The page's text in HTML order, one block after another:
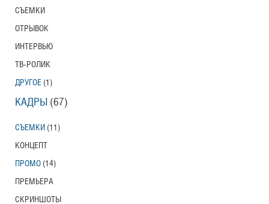
СЪЕМКИ
ОТРЫВОК
ИНТЕРВЬЮ
ТВ-РОЛИК
ДРУГОЕ (1)
КАДРЫ (67)
СЪЕМКИ (11)
КОНЦЕПТ
ПРОМО (14)
ПРЕМЬЕРА
СКРИНШОТЫ